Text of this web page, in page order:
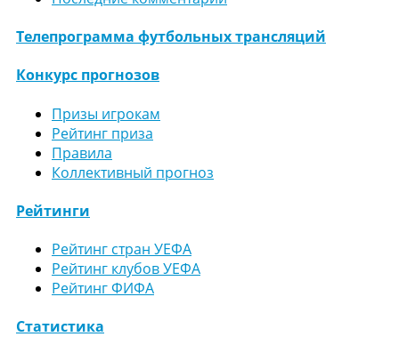
Телепрограмма футбольных трансляций
Конкурс прогнозов
Призы игрокам
Рейтинг приза
Правила
Коллективный прогноз
Рейтинги
Рейтинг стран УЕФА
Рейтинг клубов УЕФА
Рейтинг ФИФА
Статистика